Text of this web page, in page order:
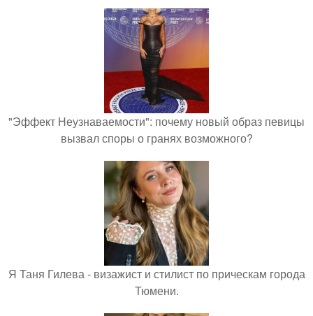
"Эффект Неузнаваемости": почему новый образ певицы
вызвал споры о гранях возможного?
Я Таня Гилева - визажист и стилист по прическам города
Тюмени.